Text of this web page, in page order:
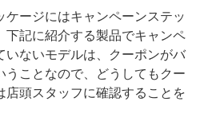
ージにはキャンペーンステッ
下記に紹介する製品でキャンペ
いないモデルは、クーポンがバ
うことなので、どうしてもクー
店頭スタッフに確認することを